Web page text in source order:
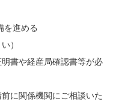
を進める
）
書や経産局確認書等が必
に関係機関にご相談いた